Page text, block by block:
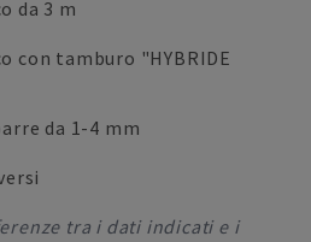
da 3 m
con tamburo "HYBRIDE
da 1-4 mm
tra i dati indicati e i